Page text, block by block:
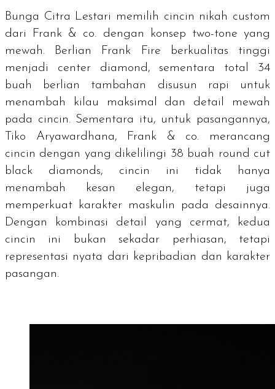
Bunga Citra Lestari memilih cincin nikah custom
dari Frank & co. dengan konsep two-tone yang
mewah. Berlian Frank Fire berkualitas tinggi
menjadi center diamond , sementara total 34
buah berlian tambahan disusun rapi untuk
menambah kilau maksimal dan detail mewah
pada cincin. Sementara itu, untuk pasangannya,
Tiko Aryawardhana, Frank & co. merancang
cincin dengan yang dikelilingi 38 buah round cut
black diamonds, cincin ini tidak hanya
menambah kesan elegan, tetapi juga
memperkuat karakter maskulin pada desainnya.
Dengan kombinasi detail yang cermat, kedua
cincin ini bukan sekadar perhiasan, tetapi
representasi nyata dari kepribadian dan karakter
pasangan.